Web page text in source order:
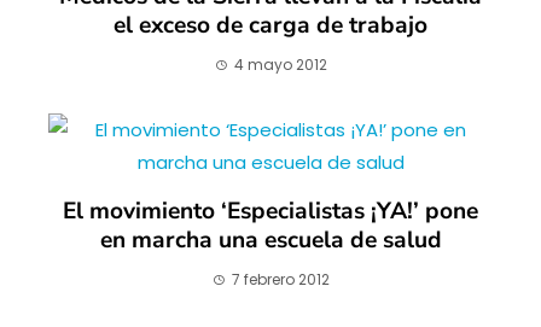
el exceso de carga de trabajo
4 mayo 2012
El movimiento ‘Especialistas ¡YA!’ pone
en marcha una escuela de salud
7 febrero 2012